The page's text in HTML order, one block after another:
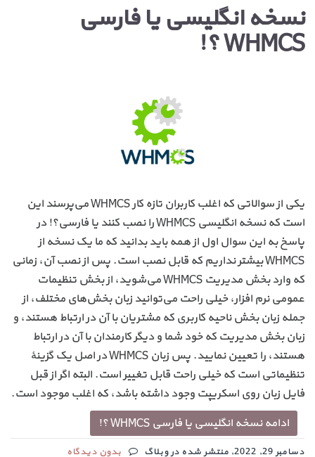
نسخه انگلیسی یا فارسی
WHMCS ؟!
یکی از سوالاتی که اغلب کاربران تازه کار WHMCS می‌پرسند این
است که نسخه انگلیسی WHMCS را نصب کنند یا فارسی؟! در
پاسخ به این سوال اول از همه باید بدانید که ما یک نسخه از
WHMCS بیشتر نداریم که قابل نصب است. پس از نصب آن، زمانی
که وارد بخش مدیریت WHMCS می‌شوید، از بخش تنظیمات
عمومی نرم افزار، خیلی راحت می‌توانید زبان بخش‌های مختلف، از
جمله زبان بخش ناحیه کاربری که مشتریان با آن در ارتباط هستند، و
زبان بخش مدیریت که خود شما و دیگر کارمندان با آن در ارتباط
هستند، را تعیین نمایید. پس زبان WHMCS در اصل یک گزینهٔ
تنظیماتی است که خیلی راحت قابل تغییر است. البته اگر از قبل
فایل زبان روی اسکریپت وجود داشته باشد، که اغلب موجود است.
ادامه نسخه انگلیسی یا فارسی WHMCS ؟!
دسامبر 29, 2022, منتشر شده در وبلاگ بدون دیدگاه